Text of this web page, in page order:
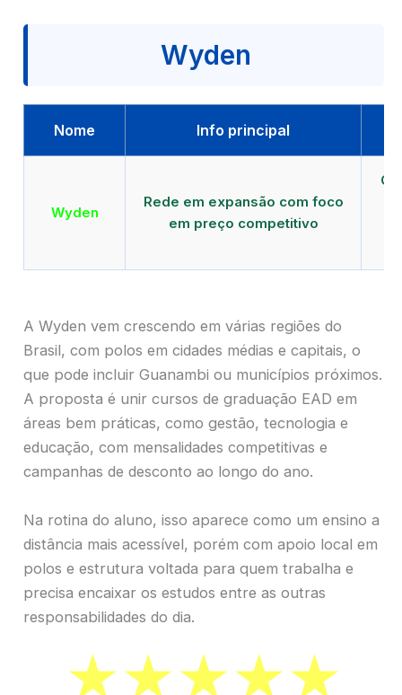
Wyden
Nome Info principal
Wyden
Rede em expansão com foco
em preço competitivo
A Wyden vem crescendo em várias regiões do
Brasil, com polos em cidades médias e capitais, o
que pode incluir Guanambi ou municípios próximos.
A proposta é unir cursos de graduação EAD em
áreas bem práticas, como gestão, tecnologia e
educação, com mensalidades competitivas e
campanhas de desconto ao longo do ano.
Na rotina do aluno, isso aparece como um ensino a
distância mais acessível, porém com apoio local em
polos e estrutura voltada para quem trabalha e
precisa encaixar os estudos entre as outras
responsabilidades do dia.